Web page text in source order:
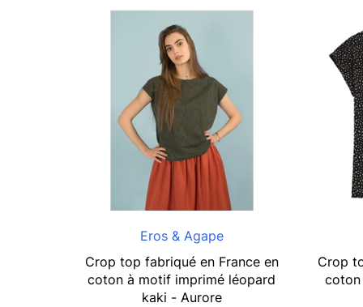
Eros & Agape
Crop top fabriqué en France en
coton à motif imprimé léopard
kaki - Aurore
Crop